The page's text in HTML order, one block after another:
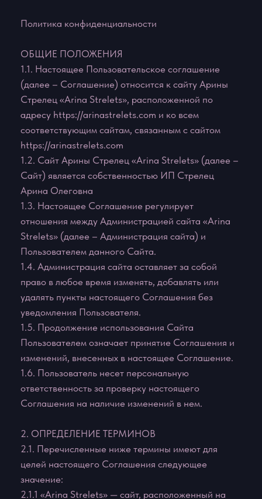
1.1. Настоящее Пользовательское соглашение
(далее – Соглашение) относится к сайту Арины
Стрелец «Arina Strelets», расположенной по
адресу https://arinastrelets.com и ко всем
соответствующим сайтам, связанным с сайтом
https://arinastrelets.com
1.2. Сайт Арины Стрелец «Arina Strelets» (далее –
Сайт) является собственностью ИП Стрелец
Арина Олеговна
1.3. Настоящее Соглашение регулирует
отношения между Администрацией сайта «Arina
Strelets» (далее – Администрация сайта) и
Пользователем данного Сайта.
1.4. Администрация сайта оставляет за собой
право в любое время изменять, добавлять или
удалять пункты настоящего Соглашения без
уведомления Пользователя.
1.5. Продолжение использования Сайта
Пользователем означает принятие Соглашения и
изменений, внесенных в настоящее Соглашение.
1.6. Пользователь несет персональную
ответственность за проверку настоящего
Соглашения на наличие изменений в нем.
2. ОПРЕДЕЛЕНИЕ ТЕРМИНОВ
2.1. Перечисленные ниже термины имеют для
целей настоящего Соглашения следующее
значение:
2.1.1 «Arina Strelets» — сайт, расположенный на
доменном имени https://arinastrelets.com,
осуществляющий свою деятельность посредством
2.1.2. Arina Strelets — сайт, содержащий
информацию об Услугах, Продавце, позволяющий
Услуги.
2.1.3. Администрация сайта Arina Strelets —
уполномоченные сотрудники на управления
Сайтом, действующие от имени ИП Стрелец
2.1.4. Пользователь сайта Arina Strelets (далее —
Пользователь) — лицо, имеющее доступ к Сайту,